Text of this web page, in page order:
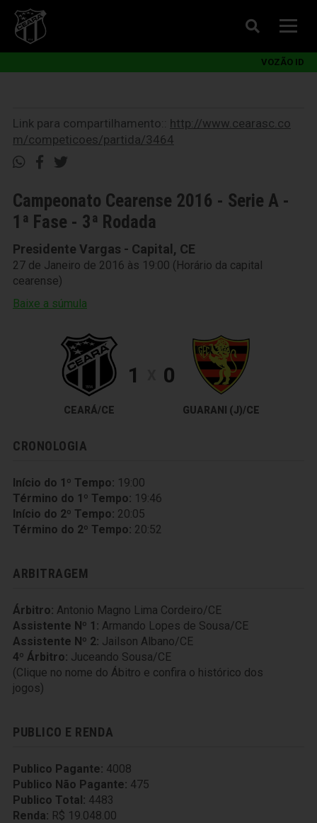
VOZÃO ID
Link para compartilhamento:: http://www.cearasc.co
m/competicoes/partida/3464
Campeonato Cearense 2016 - Serie A -
1ª Fase - 3ª Rodada
Presidente Vargas - Capital, CE
27 de Janeiro de 2016 às 19:00 (Horário da capital
cearense)
Baixe a súmula
CEARÁ/CE
1 0
GUARANI (J)/CE
CRONOLOGIA
Início do 1º Tempo: 19:00
Término do 1º Tempo: 19:46
Início do 2º Tempo: 20:05
Término do 2º Tempo: 20:52
ARBITRAGEM
Árbitro: Antonio Magno Lima Cordeiro/CE
Assistente Nº 1: Armando Lopes de Sousa/CE
Assistente Nº 2: Jailson Albano/CE
4º Árbitro: Juceando Sousa/CE
(Clique no nome do Ábitro e confira o histórico dos
jogos)
PUBLICO E RENDA
Publico Pagante: 4008
Publico Não Pagante: 475
Publico Total: 4483
Renda: R$ 19.048.00